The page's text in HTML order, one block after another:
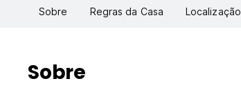
Sobre Regras da Casa Localização
Sobre